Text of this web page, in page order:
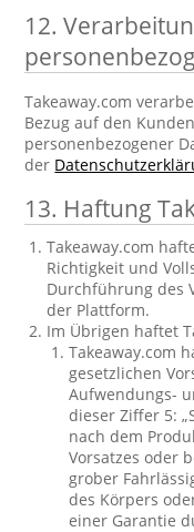
12.
Takeaway.com
Bezug auf den
personenbezogener
der
13. Haftung
Takeaway.com
Richtigkeit und
Durchführung des
der Plattform.
Im Übrigen haftet
Takeaway.com
gesetzlichen
Aufwendungs-
dieser Ziffer 5:
nach dem
Vorsatzes oder
grober
des Körpers
einer Garantie